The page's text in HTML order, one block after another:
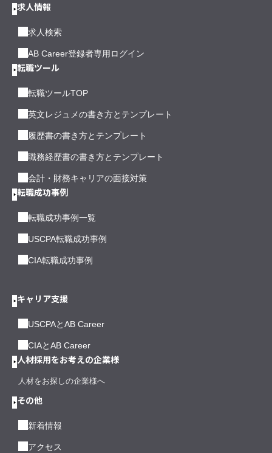
求人情報
求人検索
AB Career登録者専用ログイン
転職ツール
転職ツールTOP
英文レジュメの書き方とテンプレート
履歴書の書き方とテンプレート
職務経歴書の書き方とテンプレート
会計・財務キャリアの面接対策
転職成功事例
転職成功事例一覧
USCPA転職成功事例
CIA転職成功事例
キャリア支援
USCPAとAB Career
CIAとAB Career
人材採用をお考えの企業様
人材をお探しの企業様へ
その他
新着情報
アクセス